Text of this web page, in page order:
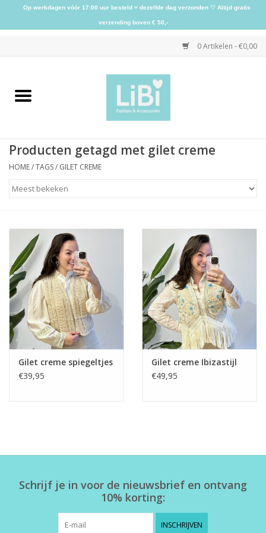
0 Artikelen - €0,00
Home
Schoenen
Sieraden
Accessoires
Home deco
SALE
Herensokken
Producten getagd met gilet creme
HOME/TAGS/ GILET CREME
Gilet creme spiegeltjes
€39,95
Gilet creme Ibizastijl
€49,95
Schrijf je in voor de nieuwsbrief en ontvang
10% korting:
INSCHRIJVEN
Op werkdagen vóór 17:00 uur besteld = dezelfde dag verzonden ♡ Altijd gratis
verzending boven € 50,-